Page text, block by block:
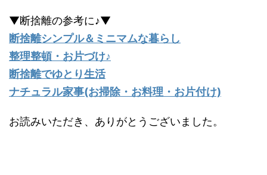
▼断捨離の参考に♪▼
断捨離シンプル＆ミニマムな暮らし
整理整頓・お片づけ♪
断捨離でゆとり生活
ナチュラル家事(お掃除・お料理・お片付け)
お読みいただき、ありがとうございました。